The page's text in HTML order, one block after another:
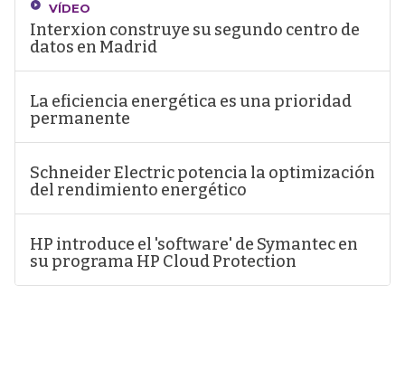
VÍDEO
Interxion construye su segundo centro de
datos en Madrid
La eficiencia energética es una prioridad
permanente
Schneider Electric potencia la optimización
del rendimiento energético
HP introduce el 'software' de Symantec en
su programa HP Cloud Protection